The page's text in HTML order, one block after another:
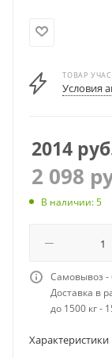
ТОВАР
Условия
2014
2 098
В наличии: 5
Самовывоз -
Доставка в
до 1500 кг -
Характеристики